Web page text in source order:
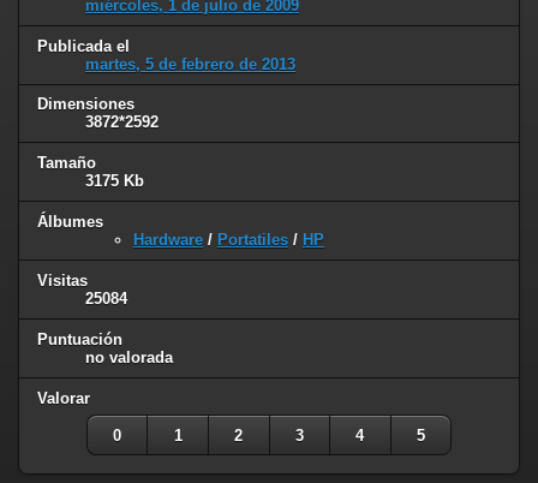
miércoles, 1 de julio de 2009
Publicada el
martes, 5 de febrero de 2013
Dimensiones
3872*2592
Tamaño
3175 Kb
Álbumes
Hardware / Portatiles / HP
Visitas
25084
Puntuación
no valorada
Valorar
0 1 2 3 4 5